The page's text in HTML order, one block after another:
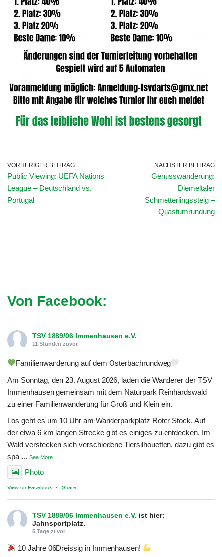
VORHERIGER BEITRAG
Public Viewing: UEFA Nations
League – Deutschland vs.
Portugal
NÄCHSTER BEITRAG
Genusswanderung:
Diemeltaler
Schmetterlingssteig –
Quastumrundung
Von Facebook:
TSV 1889/06 Immenhausen e.V.
11 Stunden zuvor
Familienwanderung auf dem Osterbachrundweg
Am Sonntag, den 23. August 2026, laden die Wanderer der TSV
Immenhausen gemeinsam mit dem Naturpark Reinhardswald
zu einer Familienwanderung für Groß und Klein ein.
Los geht es um 10 Uhr am Wanderparkplatz Roter Stock. Auf
der etwa 6 km langen Strecke gibt es einiges zu entdecken. Im
Wald verstecken sich verschiedene Tiersilhouetten, dazu gibt es
spa ... See More
Photo
View on Facebook · Share
TSV 1889/06 Immenhausen e.V. ist hier:
Jahnsportplatz.
5 Tage zuvor
10 Jahre 06Dreissig in Immenhausen!